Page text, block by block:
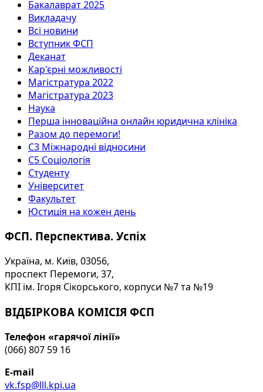
Бакалаврат 2025
Викладачу
Всі новини
Вступник ФСП
Деканат
Кар'єрні можливості
Магістратура 2022
Магістратура 2023
Наука
Перша інноваційна онлайн юридична клініка
Разом до перемоги!
С3 Міжнародні відносини
С5 Соціологія
Студенту
Університет
Факультет
Юстиція на кожен день
ФСП. Перспектива. Успіх
Україна, м. Київ, 03056,
проспект Перемоги, 37,
КПІ ім. Ігоря Сікорського, корпуси №7 та №19
ВІДБІРКОВА КОМІСІЯ ФСП
Телефон «гарячої лінії»
(066) 807 59 16
E-mail
vk.fsp@lll.kpi.ua